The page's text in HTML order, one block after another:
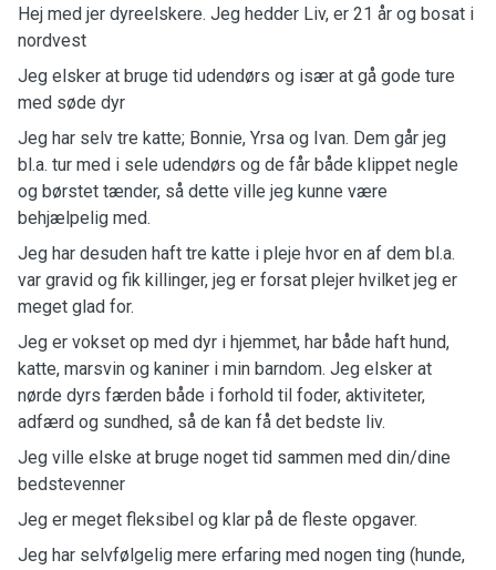
Hej med jer dyreelskere. Jeg hedder Liv, er 21 år og bosat i
nordvest
Jeg elsker at bruge tid udendørs og især at gå gode ture
med søde dyr
Jeg har selv tre katte; Bonnie, Yrsa og Ivan. Dem går jeg
bl.a. tur med i sele udendørs og de får både klippet negle
og børstet tænder, så dette ville jeg kunne være
behjælpelig med.
Jeg har desuden haft tre katte i pleje hvor en af dem bl.a.
var gravid og fik killinger, jeg er forsat plejer hvilket jeg er
meget glad for.
Jeg er vokset op med dyr i hjemmet, har både haft hund,
katte, marsvin og kaniner i min barndom. Jeg elsker at
nørde dyrs færden både i forhold til foder, aktiviteter,
adfærd og sundhed, så de kan få det bedste liv.
Jeg ville elske at bruge noget tid sammen med din/dine
bedstevenner
Jeg er meget fleksibel og klar på de fleste opgaver.
Jeg har selvfølgelig mere erfaring med nogen ting (hunde,